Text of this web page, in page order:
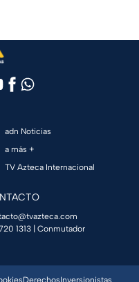
adn Noticias
a más +
TV Azteca Internacional
1313 | Conmutador